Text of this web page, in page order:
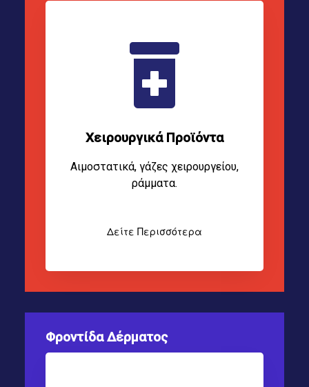
Χειρουργικά Προϊόντα
Αιμοστατικά, γάζες χειρουργείου,
ράμματα.
Δείτε Περισσότερα
Φροντίδα Δέρματος